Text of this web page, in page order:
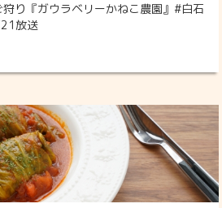
狩り『ガウラベリーかねこ農園』#白石
放送